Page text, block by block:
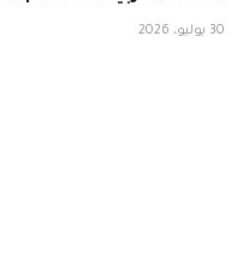
30 يوليو، 2026